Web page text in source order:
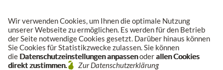
Wir verwenden Cookies, um Ihnen die optimale Nutzung
unserer Webseite zu ermöglichen. Es werden für den Betrieb
der Seite notwendige Cookies gesetzt. Darüber hinaus können
Sie Cookies für Statistikzwecke zulassen. Sie können
die Datenschutzeinstellungen anpassenoderallen Cookies
direkt zustimmen.
Zur Datenschutzerklärung